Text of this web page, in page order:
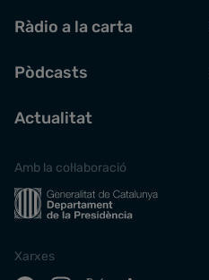
Ràdio a la carta
Pòdcasts
Actualitat
Amb la col·laboració
Xarxes